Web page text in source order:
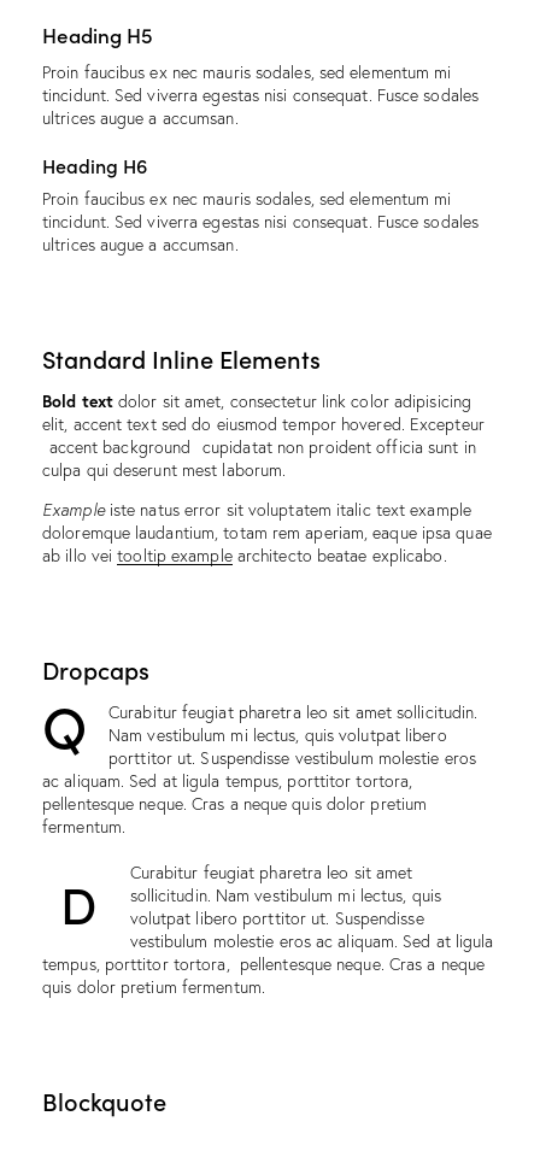
Heading H5
Proin faucibus ex nec mauris sodales, sed elementum mi
tincidunt. Sed viverra egestas nisi consequat. Fusce sodales
ultrices augue a accumsan.
Heading H6
Proin faucibus ex nec mauris sodales, sed elementum mi
tincidunt. Sed viverra egestas nisi consequat. Fusce sodales
ultrices augue a accumsan.
Standard Inline Elements
Bold textdolor sit amet, consectetur link coloradipisicing
elit, accent text sed do eiusmod tempor hovered. Excepteur
accent background
cupidatat non proident officia sunt in
culpa qui deserunt mest laborum.
Exampleiste natus error sit voluptatem italic text example
doloremque laudantium, totam rem aperiam, eaque ipsa quae
ab illo veitooltip examplearchitecto beatae explicabo.
Dropcaps
Q
Curabitur feugiat pharetra leo sit amet sollicitudin.
Nam vestibulum mi lectus, quis volutpat libero
porttitor ut. Suspendisse vestibulum molestie eros
ac aliquam. Sed at ligula tempus, porttitor tortora,
pellentesque neque. Cras a neque quis dolor pretium
fermentum.
D
Curabitur feugiat pharetra leo sit amet
sollicitudin. Nam vestibulum mi lectus, quis
volutpat libero porttitor ut. Suspendisse
vestibulum molestie eros ac aliquam. Sed at ligula
tempus, porttitor tortora, pellentesque neque. Cras a neque
quis dolor pretium fermentum.
Blockquote